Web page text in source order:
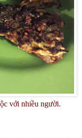
với nhiều người.